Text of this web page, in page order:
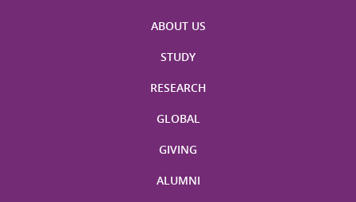
ABOUT US
STUDY
RESEARCH
GLOBAL
GIVING
ALUMNI